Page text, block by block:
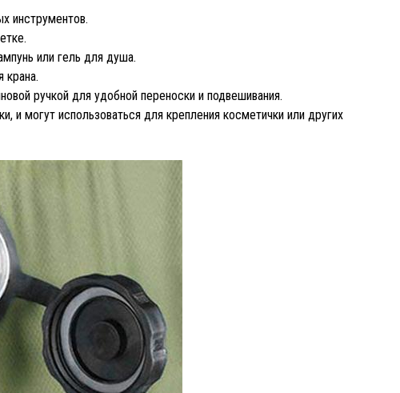
инструментов.
или гель для душа.
крана.
ручкой для удобной переноски и подвешивания.
могут использоваться для крепления косметички или других